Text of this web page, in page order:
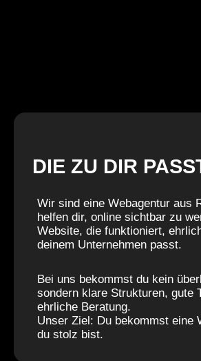
DIE ZU DIR
Wir sind eine Webagentur aus
helfen dir, online sichtbar zu
Website, die funktioniert,
deinem Unternehmen passt.
Bei uns bekommst du kein
sondern klare Strukturen, gute
ehrliche Beratung.
Unser Ziel: Du bekommst eine
du stolz bist.